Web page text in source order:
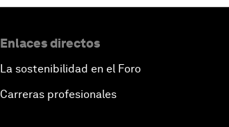
Enlaces directos
La sostenibilidad en el Foro
Carreras profesionales